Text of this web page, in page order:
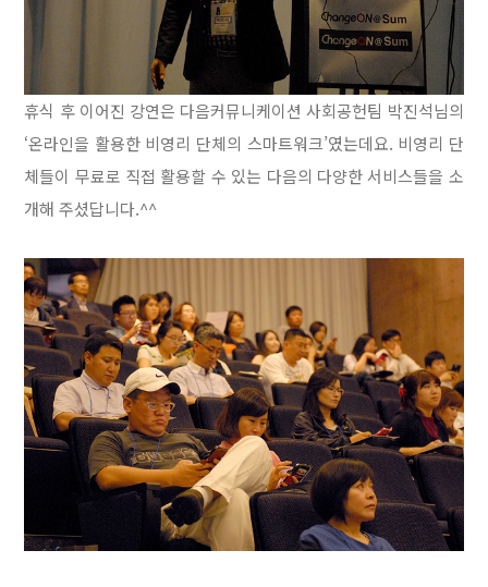
휴식 후 이어진 강연은 다음커뮤니케이션 사회공헌팀 박진석님의
‘온라인을 활용한 비영리 단체의 스마트워크’였는데요. 비영리 단
체들이 무료로 직접 활용할 수 있는 다음의 다양한 서비스들을 소
개해 주셨답니다.^^